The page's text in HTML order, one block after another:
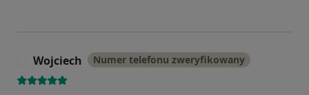
Wojciech Numer telefonu zweryfikowany